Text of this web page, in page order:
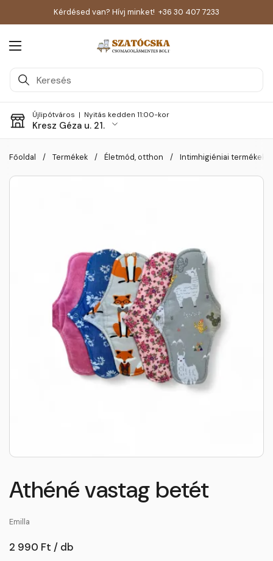
Kérdésed van? Hívj minket! +36 30 407 7233
Menü megnyitása
Újlipótváros | Nyitás kedden 11:00-kor
Kresz Géza u. 21.
Főoldal / Termékek / Életmód, otthon / Intimhigiéniai termékek
Athéné vastag betét
Emilla
2 990 Ft / db